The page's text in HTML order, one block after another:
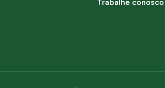
Trabalhe conosco